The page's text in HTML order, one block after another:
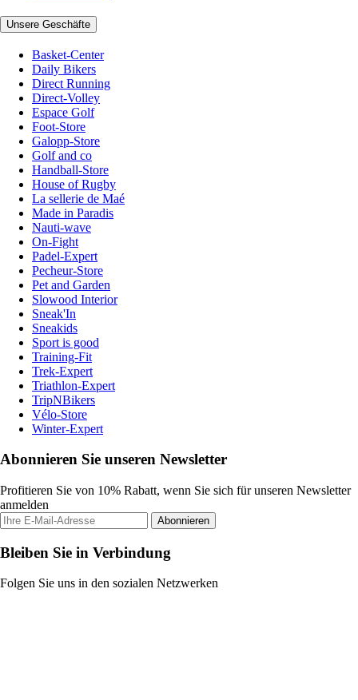
Unsere Geschäfte
Basket-Center
Daily Bikers
Direct Running
Direct-Volley
Espace Golf
Foot-Store
Galopp-Store
Golf and co
Handball-Store
House of Rugby
La sellerie de Maé
Made in Paradis
Nauti-wave
On-Fight
Padel-Expert
Pecheur-Store
Pet and Garden
Slowood Interior
Sneak'In
Sneakids
Sport is good
Training-Fit
Trek-Expert
Triathlon-Expert
TripNBikers
Vélo-Store
Winter-Expert
Abonnieren Sie unseren Newsletter
Profitieren Sie von 10% Rabatt, wenn Sie sich für unseren Newsletter
anmelden
Abonnieren
Bleiben Sie in Verbindung
Folgen Sie uns in den sozialen Netzwerken